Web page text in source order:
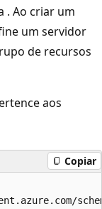
. Ao criar um
um servidor
de recursos
aos
Copiar